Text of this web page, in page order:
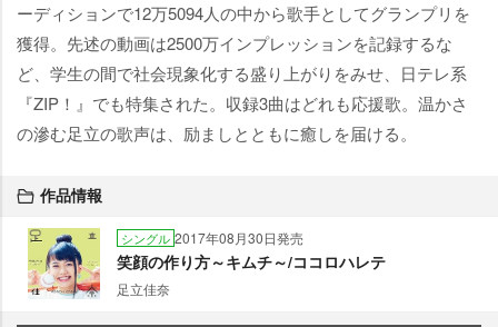
ーディションで12万5094人の中から歌手としてグランプリを
獲得。先述の動画は2500万インプレッションを記録するな
ど、学生の間で社会現象化する盛り上がりをみせ、日テレ系
『ZIP！』でも特集された。収録3曲はどれも応援歌。温かさ
の滲む足立の歌声は、励ましとともに癒しを届ける。
作品情報
シングル 2017年08月30日発売
笑顔の作り方～キムチ～/ココロハレテ
足立佳奈